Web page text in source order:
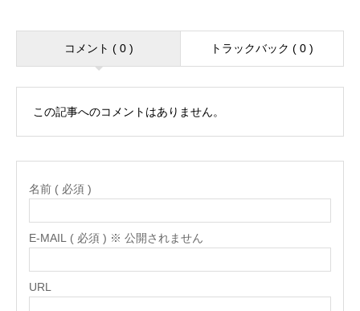
コメント ( 0 ) トラックバック ( 0 )
この記事へのコメントはありません。
名前 ( 必須 )
E-MAIL ( 必須 ) ※ 公開されません
URL